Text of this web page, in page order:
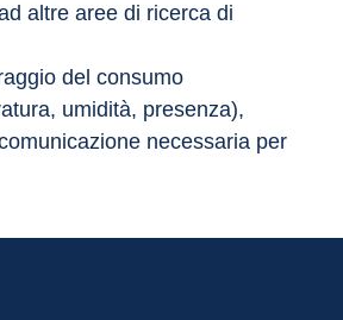
altre aree di ricerca di
del consumo
umidità, presenza),
necessaria per